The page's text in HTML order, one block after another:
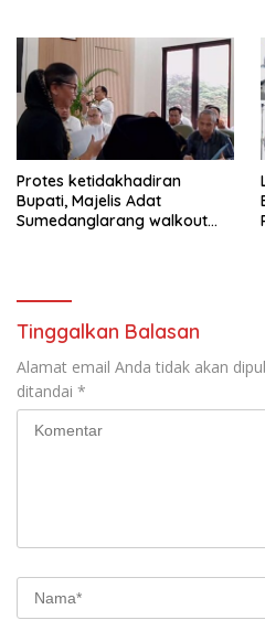
Protes ketidakhadiran
Bupati, Majelis Adat
Sumedanglarang walkout
Tinggalkan Balasan
Alamat email Anda tidak akan
ditandai *